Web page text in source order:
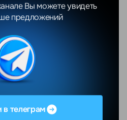
оплата по
НДС.
в телеграм
Вы можете увидеть
предложений